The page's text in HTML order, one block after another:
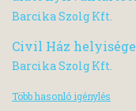
Barcika Szolg Kft.
Civil Ház
Barcika Szolg Kft.
Több hasonló igénylés